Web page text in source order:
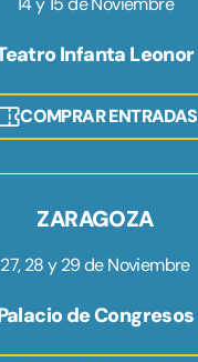
Infanta Leonor
COMPRAR ENTRADAS
ZARAGOZA
27, 28 y 29 de Noviembre
de Congresos